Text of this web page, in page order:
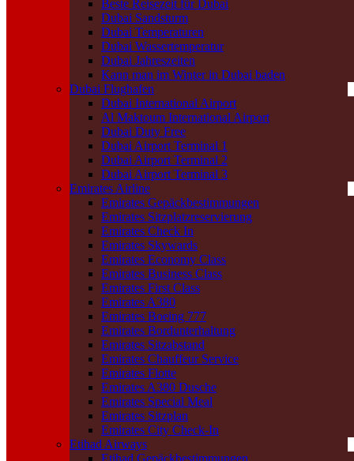
Beste Reisezeit für Dubai
Dubai Sandsturm
Dubai Temperaturen
Dubai Wassertemperatur
Dubai Jahreszeiten
Kann man im Winter in Dubai baden
Dubai Flughafen
Dubai International Airport
Al Maktoum International Airport
Dubai Duty Free
Dubai Airport Terminal 1
Dubai Airport Terminal 2
Dubai Airport Terminal 3
Emirates Airline
Emirates Gepäckbestimmungen
Emirates Sitzplatzreservierung
Emirates Check In
Emirates Skywards
Emirates Economy Class
Emirates Business Class
Emirates First Class
Emirates A380
Emirates Boeing 777
Emirates Bordunterhaltung
Emirates Sitzabstand
Emirates Chauffeur Service
Emirates Flotte
Emirates A380 Dusche
Emirates Special Meal
Emirates Sitzplan
Emirates City Check-In
Etihad Airways
Etihad Gepäckbestimmungen